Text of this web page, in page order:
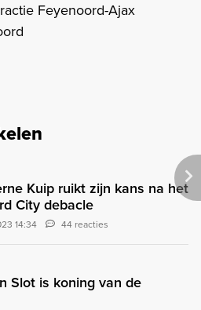
Feyenoord-Ajax
Kuip ruikt zijn kans na het
City debacle
14:34 44 reacties
Slot is koning van de